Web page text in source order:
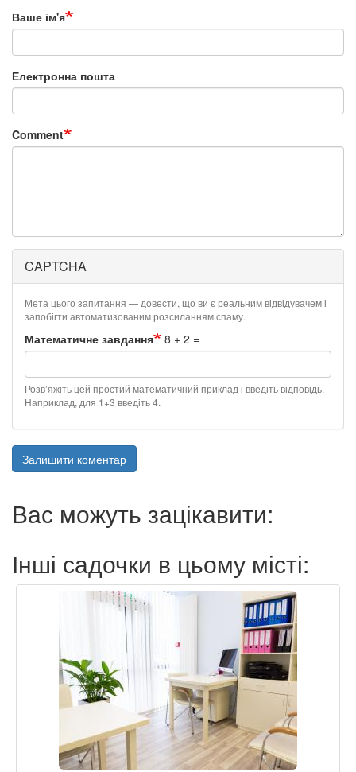
Ваше ім'я
Електронна пошта
Comment
CAPTCHA
Мета цього запитання — довести, що ви є реальним відвідувачем і
запобігти автоматизованим розсиланням спаму.
Математичне завдання 8 + 2 =
Розв’яжіть цей простий математичний приклад і введіть відповідь.
Наприклад, для 1+3 введіть 4.
Залишити коментар
Вас можуть зацікавити:
Інші садочки в цьому місті: